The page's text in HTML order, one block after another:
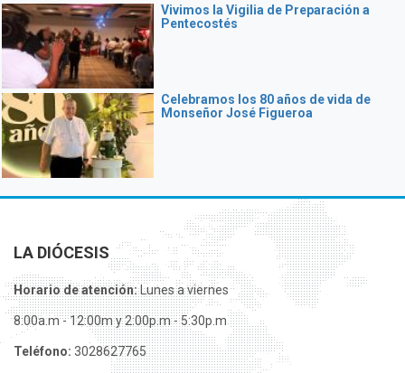
Vivimos la Vigilia de Preparación a
Pentecostés
Celebramos los 80 años de vida de
Monseñor José Figueroa
LA DIÓCESIS
Horario de atención:Lunes a viernes
8:00a.m - 12:00m y 2:00p.m - 5:30p.m
Teléfono: 3028627765